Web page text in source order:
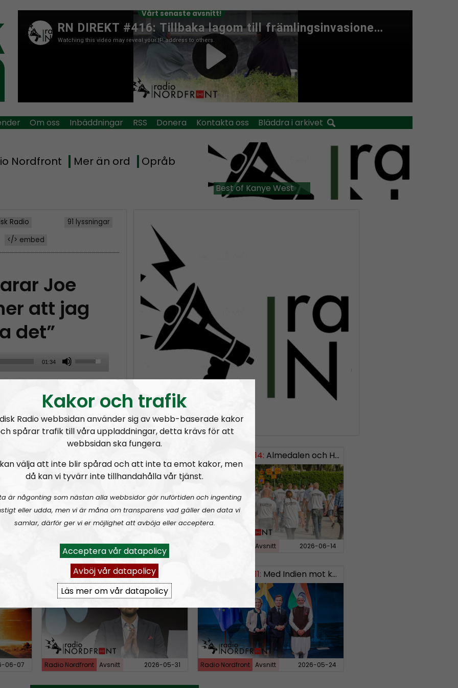
Vårt senaste avsnitt!
Om oss Inbäddningar RSS Donera Kontakta oss Bläddra i arkivet
Nordfront Mer än ord Opråb
Best of Kanye West
Radio
91 lyssningar
</> embed
Joe
att jag
det”
01:34
U
U
/
D
w
A
r
o
w
k
y
o
i
n
i Frankrike och slaget
SWISH: 0738958452
Radio Nordfront Avsnitt 2026-06-29
RN DIREKT#414: Almedalen och Hübinettes fall
Avsnitt 2026-06-14
06-07
RN DIREKT#412:Avsnitt fyrahundratolv SWISH: 0700738064
Radio Nordfront Avsnitt 2026-05-31
RN DIREKT#411: Med Indien mot kosmos SWISH: 0700738064
Radio Nordfront Avsnitt 2026-05-24
Kakor och trafik
Radio webbsidan använder sig av webb-baserade kakor
spårar trafik till våra uppladdningar, detta krävs för att
webbsidan ska fungera.
välja att inte blir spårad och att inte ta emot kakor, men
då kan vi tyvärr inte tillhandahålla vår tjänst.
är någonting som nästan alla webbsidor gör nuförtiden och ingenting
eller udda, men vi är måna om transparens vad gäller den data vi
samlar, därför ger vi er möjlighet att avböja eller acceptera.
Acceptera vår datapolicy
Avböj vår datapolicy
Läs mer om vår datapolicy